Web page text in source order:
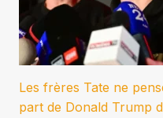
Les frères Tate ne
part de Donald Trump